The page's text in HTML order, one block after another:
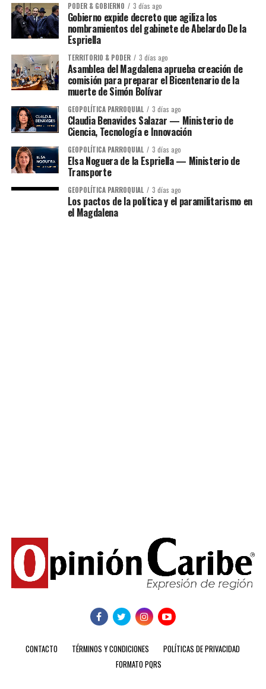
PODER & GOBIERNO 3 días ago
Gobierno expide decreto que agiliza los
nombramientos del gabinete de Abelardo De la
Espriella
TERRITORIO & PODER 3 días ago
Asamblea del Magdalena aprueba creación de
comisión para preparar el Bicentenario de la
muerte de Simón Bolívar
GEOPOLÍTICA PARROQUIAL 3 días ago
Claudia Benavides Salazar — Ministerio de
Ciencia, Tecnología e Innovación
GEOPOLÍTICA PARROQUIAL 3 días ago
Elsa Noguera de la Espriella — Ministerio de
Transporte
GEOPOLÍTICA PARROQUIAL 3 días ago
Los pactos de la política y el paramilitarismo en
el Magdalena
CONTACTO TÉRMINOS Y CONDICIONES
POLÍTICAS DE PRIVACIDAD
FORMATO PQRS